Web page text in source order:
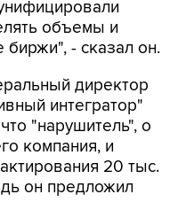
- сказал он.
директор
"нарушитель", о
компания, и
20 тыс.
он предложил
в зонах, где